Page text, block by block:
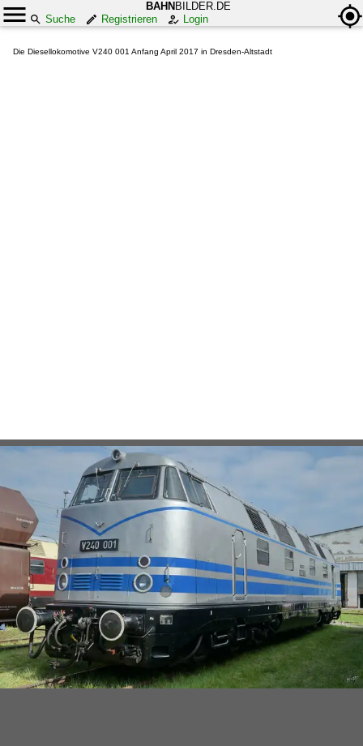
BAHN BILDER.DE
Suche
Registrieren Login
Die Diesellokomotive V240 001 Anfang April 2017 in Dresden-Altstadt